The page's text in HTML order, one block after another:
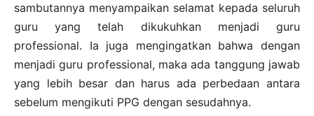
sambutannya menyampaikan selamat kepada seluruh
guru yang telah dikukuhkan menjadi guru
professional. Ia juga mengingatkan bahwa dengan
menjadi guru professional, maka ada tanggung jawab
yang lebih besar dan harus ada perbedaan antara
sebelum mengikuti PPG dengan sesudahnya.